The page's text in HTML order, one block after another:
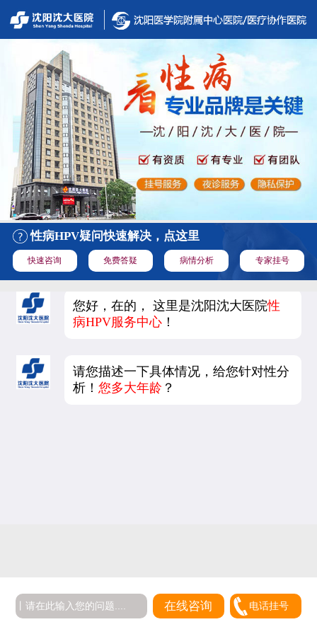
性病HPV疑问快速解决，点这里
快速咨询 免费答疑 病情分析 专家挂号
您好，在的， 这里是沈阳沈大医院性
病HPV服务中心 ！
请您描述一下具体情况，给您针对性分
析！您多大年龄 ？
在线咨询 电话挂号